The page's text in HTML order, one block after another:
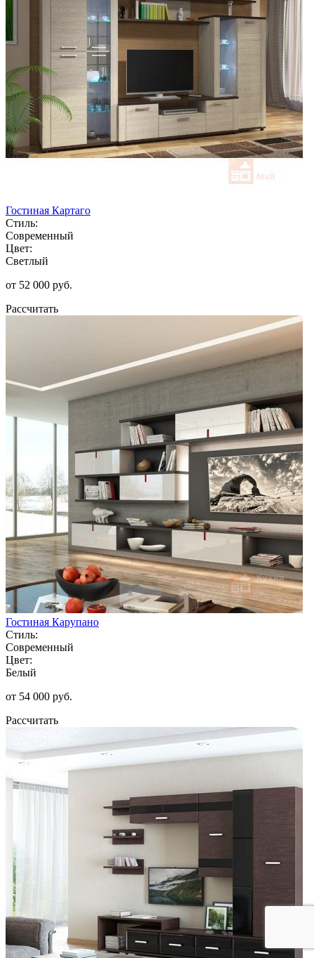
Гостиная Картаго
Стиль:
Современный
Цвет:
Светлый
от 52 000 руб.
Рассчитать
Гостиная Карупано
Стиль:
Современный
Цвет:
Белый
от 54 000 руб.
Рассчитать